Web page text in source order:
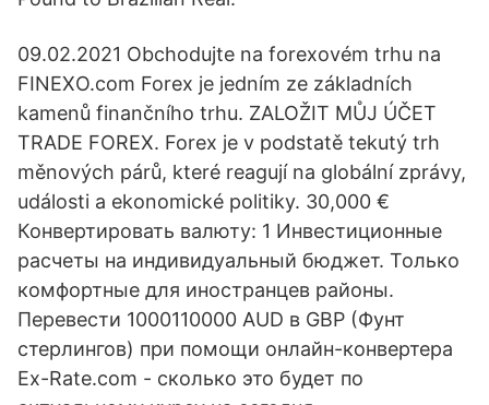
09.02.2021 Obchodujte na forexovém trhu na
FINEXO.com Forex je jedním ze základních
kamenů finančního trhu. ZALOŽIT MŮJ ÚČET
TRADE FOREX. Forex je v podstatě tekutý trh
měnových párů, které reagují na globální zprávy,
události a ekonomické politiky. 30,000 €
Конвертировать валюту: 1 Инвестиционные
расчеты на индивидуальный бюджет. Только
комфортные для иностранцев районы.
Перевести 1000110000 AUD в GBP (Фунт
стерлингов) при помощи онлайн-конвертера
Ex-Rate.com - сколько это будет по